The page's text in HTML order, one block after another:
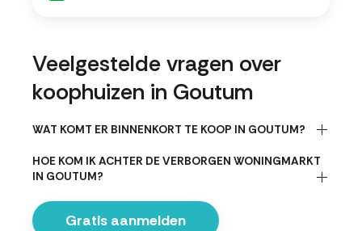
Veelgestelde vragen over
koophuizen in Goutum
WAT KOMT ER BINNENKORT TE KOOP IN GOUTUM?
HOE KOM IK ACHTER DE VERBORGEN WONINGMARKT
IN GOUTUM?
Gratis aanmelden